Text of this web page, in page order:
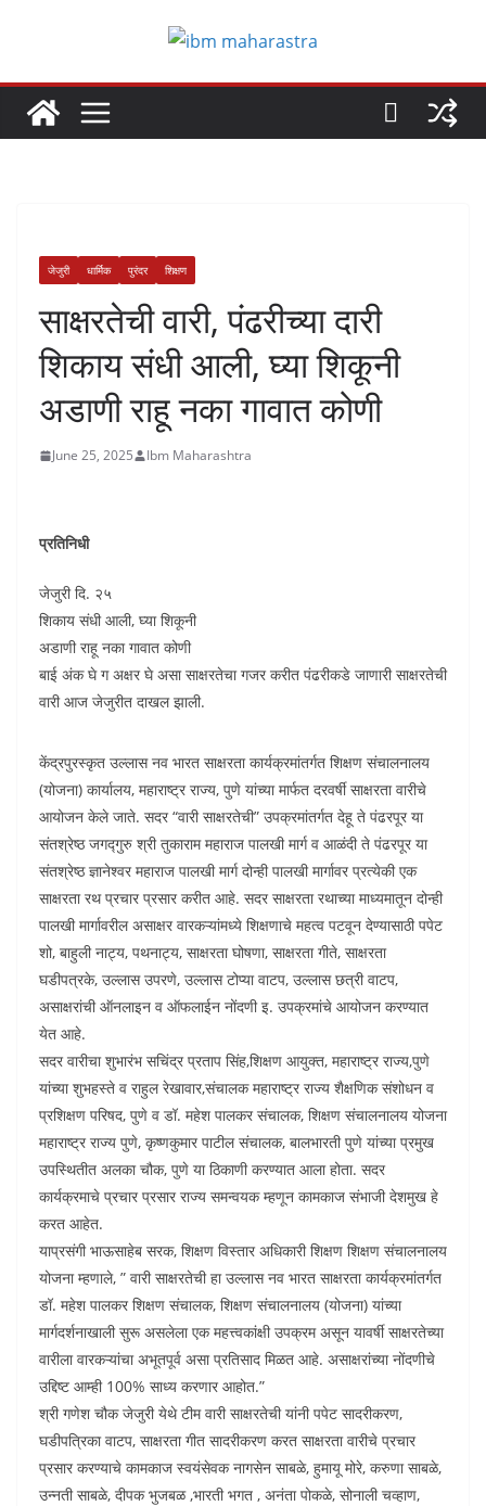
जेजुरी धार्मिक पुरंदर शिक्षण
साक्षरतेची वारी, पंढरीच्या दारी
शिकाय संधी आली, घ्या शिकूनी
अडाणी राहू नका गावात कोणी
June 25, 2025 Ibm Maharashtra
प्रतिनिधी
जेजुरी दि. २५
शिकाय संधी आली, घ्या शिकूनी
अडाणी राहू नका गावात कोणी
बाई अंक घे ग अक्षर घे असा साक्षरतेचा गजर करीत पंढरीकडे जाणारी साक्षरतेची
वारी आज जेजुरीत दाखल झाली.
केंद्रपुरस्कृत उल्लास नव भारत साक्षरता कार्यक्रमांतर्गत शिक्षण संचालनालय
(योजना) कार्यालय, महाराष्ट्र राज्य, पुणे यांच्या मार्फत दरवर्षी साक्षरता वारीचे
आयोजन केले जाते. सदर “वारी साक्षरतेची” उपक्रमांतर्गत देहू ते पंढरपूर या
संतश्रेष्ठ जगद्गुरु श्री तुकाराम महाराज पालखी मार्ग व आळंदी ते पंढरपूर या
संतश्रेष्ठ ज्ञानेश्वर महाराज पालखी मार्ग दोन्ही पालखी मार्गावर प्रत्येकी एक
साक्षरता रथ प्रचार प्रसार करीत आहे. सदर साक्षरता रथाच्या माध्यमातून दोन्ही
पालखी मार्गावरील असाक्षर वारकऱ्यांमध्ये शिक्षणाचे महत्व पटवून देण्यासाठी पपेट
शो, बाहुली नाट्य, पथनाट्य, साक्षरता घोषणा, साक्षरता गीते, साक्षरता
घडीपत्रके, उल्लास उपरणे, उल्लास टोप्या वाटप, उल्लास छत्री वाटप,
असाक्षरांची ऑनलाइन व ऑफलाईन नोंदणी इ. उपक्रमांचे आयोजन करण्यात
येत आहे.
सदर वारीचा शुभारंभ सचिंद्र प्रताप सिंह,शिक्षण आयुक्त, महाराष्ट्र राज्य,पुणे
यांच्या शुभहस्ते व राहुल रेखावार,संचालक महाराष्ट्र राज्य शैक्षणिक संशोधन व
प्रशिक्षण परिषद, पुणे व डॉ. महेश पालकर संचालक, शिक्षण संचालनालय योजना
महाराष्ट्र राज्य पुणे, कृष्णकुमार पाटील संचालक, बालभारती पुणे यांच्या प्रमुख
उपस्थितीत अलका चौक, पुणे या ठिकाणी करण्यात आला होता. सदर
कार्यक्रमाचे प्रचार प्रसार राज्य समन्वयक म्हणून कामकाज संभाजी देशमुख हे
करत आहेत.
याप्रसंगी भाऊसाहेब सरक, शिक्षण विस्तार अधिकारी शिक्षण शिक्षण संचालनालय
योजना म्हणाले, ” वारी साक्षरतेची हा उल्लास नव भारत साक्षरता कार्यक्रमांतर्गत
डॉ. महेश पालकर शिक्षण संचालक, शिक्षण संचालनालय (योजना) यांच्या
मार्गदर्शनाखाली सुरू असलेला एक महत्त्वकांक्षी उपक्रम असून यावर्षी साक्षरतेच्या
वारीला वारकऱ्यांचा अभूतपूर्व असा प्रतिसाद मिळत आहे. असाक्षरांच्या नोंदणीचे
उद्दिष्ट आम्ही 100% साध्य करणार आहोत.”
श्री गणेश चौक जेजुरी येथे टीम वारी साक्षरतेची यांनी पपेट सादरीकरण,
घडीपत्रिका वाटप, साक्षरता गीत सादरीकरण करत साक्षरता वारीचे प्रचार
प्रसार करण्याचे कामकाज स्वयंसेवक नागसेन साबळे, हुमायू मोरे, करुणा साबळे,
उन्नती साबळे, दीपक भुजबळ ,भारती भगत , अनंता पोकळे, सोनाली चव्हाण,